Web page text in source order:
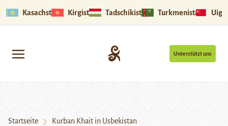
Kasachstan Kirgistan Tadschikistan Turkmenistan
Unterstützt uns
Startseite Kurban Khait in Usbekistan